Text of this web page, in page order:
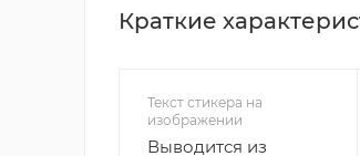
Краткие
Текст стикера на
изображении
Выводится из